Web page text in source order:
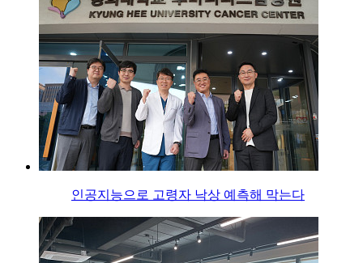
인공지능으로 고령자 낙상 예측해 막는다